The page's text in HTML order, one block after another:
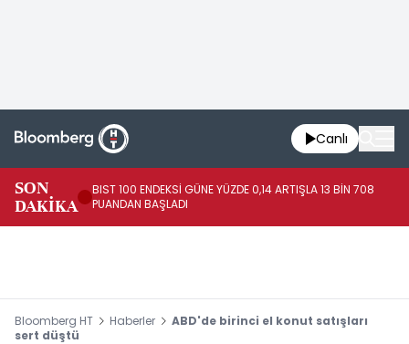
Canlı
SON
DAKİKA
BIST 100 ENDEKSİ GÜNE YÜZDE 0,14 ARTIŞLA 13 BİN 708
PUANDAN BAŞLADI
Bloomberg HT Haberler
ABD'de birinci el konut satışları
sert düştü